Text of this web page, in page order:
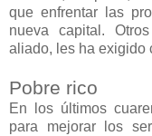
que enfrentar las
nueva capital.
aliado, les ha exigido
Pobre rico
En los últimos
para mejorar los